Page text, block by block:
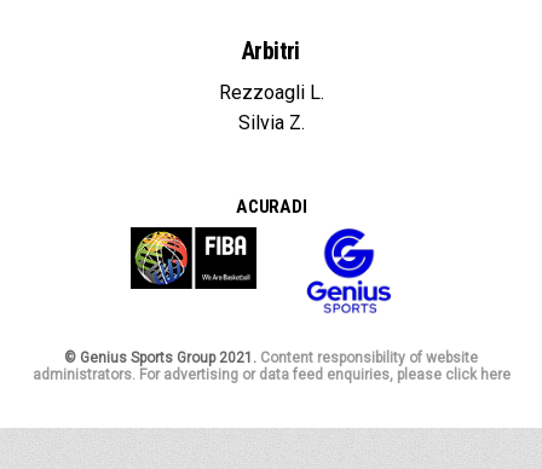
Arbitri
Rezzoagli L.
Silvia Z.
A CURA DI
© Genius Sports Group 2021. Content responsibility of website
administrators. For advertising or data feed enquiries, please click here